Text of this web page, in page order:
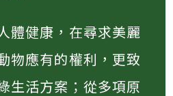
體健康，在尋求美麗
物應有的權利，更致
生活方案；從多項原